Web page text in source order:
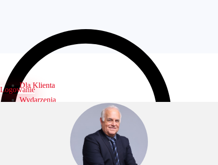
Logowanie
Dla Klienta
Wydarzenia